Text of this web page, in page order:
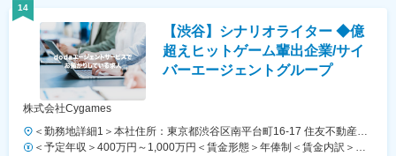
でも目安の金額であり、選考を通じて上下する可能性があります。月給
(月額)は固定手当を含めた表記です。
14
【渋谷】シナリオライター ◆億
超えヒットゲーム輩出企業/サイ
バーエージェントグループ
株式会社Cygames
＜勤務地詳細1＞本社住所：東京都渋谷区南平台町16-17 住友不動産渋
谷ガーデンタワー15F勤務地最寄駅：京王井の頭線／神泉駅受動喫煙対
＜予定年収＞400万円～1,000万円＜賃金形態＞年俸制＜賃金内訳＞年